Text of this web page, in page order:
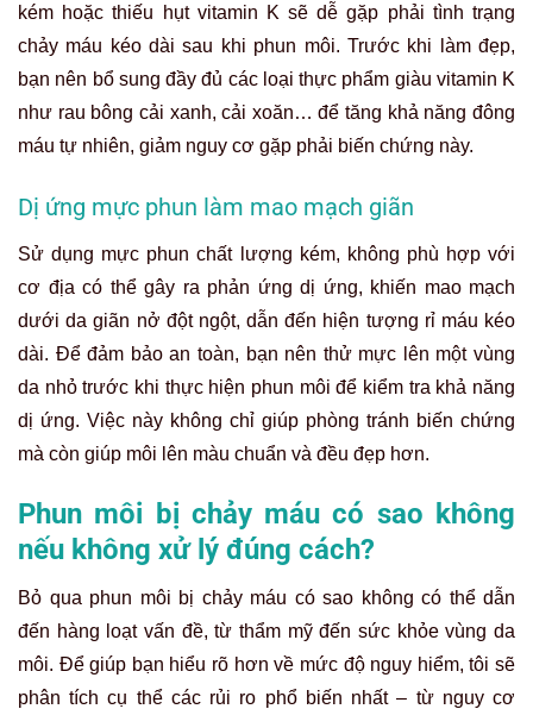
kém hoặc thiếu hụt vitamin K sẽ dễ gặp phải tình trạng
chảy máu kéo dài sau khi phun môi. Trước khi làm đẹp,
bạn nên bổ sung đầy đủ các loại thực phẩm giàu vitamin K
như rau bông cải xanh, cải xoăn… để tăng khả năng đông
máu tự nhiên, giảm nguy cơ gặp phải biến chứng này.
Dị ứng mực phun làm mao mạch giãn
Sử dụng mực phun chất lượng kém, không phù hợp với
cơ địa có thể gây ra phản ứng dị ứng, khiến mao mạch
dưới da giãn nở đột ngột, dẫn đến hiện tượng rỉ máu kéo
dài. Để đảm bảo an toàn, bạn nên thử mực lên một vùng
da nhỏ trước khi thực hiện phun môi để kiểm tra khả năng
dị ứng. Việc này không chỉ giúp phòng tránh biến chứng
mà còn giúp môi lên màu chuẩn và đều đẹp hơn.
Phun môi bị chảy máu có sao không
nếu không xử lý đúng cách?
Bỏ qua phun môi bị chảy máu có sao không có thể dẫn
đến hàng loạt vấn đề, từ thẩm mỹ đến sức khỏe vùng da
môi. Để giúp bạn hiểu rõ hơn về mức độ nguy hiểm, tôi sẽ
phân tích cụ thể các rủi ro phổ biến nhất – từ nguy cơ